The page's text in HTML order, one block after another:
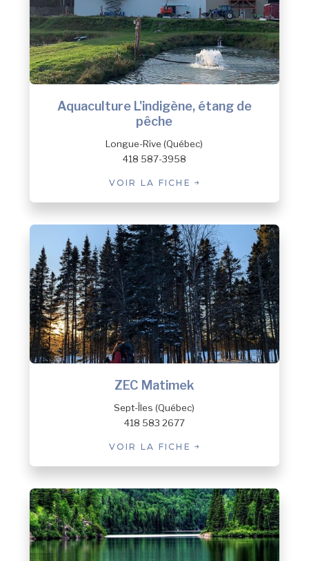
Aquaculture L'indigène, étang de
pêche
Longue-Rive (Québec)
418 587-3958
VOIR LA FICHE
ZEC Matimek
Sept-Îles (Québec)
418 583 2677
VOIR LA FICHE